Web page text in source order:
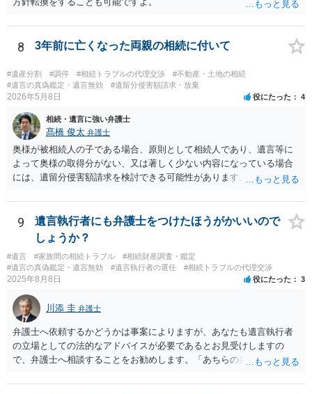
8 3年前に亡くなった両親の相続に付いて
#遺産分割 #調停 #相続トラブルの代理交渉
#不動産・土地の相続
#遺言の真偽鑑定・遺言無効
#遺留分侵害額請求・放棄
2026年5月8日 役にたった 4
相続・遺言に強い弁護士
髙橋 俊太 弁護士
奥様が被相続人の子である場合、原則として相続人であり、遺言等に
よって奥様の取得分がない、又は著しく少ない内容になっている場合
には、遺留分侵害額請求を検討できる可能性があります。ただし、
記の義務化に関する説明と混同されている可能性があります。相続登
記については、不動産を相続で取得したことを知った日から３年以内
に申請する義務があります。一方、遺留分侵害額請求は、相続開始お
よび遺留分を侵害する贈与・遺贈があったことを知った時から１年で
時効にかかります。また、相続開始から１０年が経過すると、認識の
有無にかかわらず行使できなくなります。 奥様がご両親の死亡を最近
効がいつから進むかは慎重に検討する必要があります。ただし、死亡
から３年が経過しているとのことですので、早急に戸籍、遺言の有
無、不動産登記、遺産分割協議書の有無を確認した方がよいでしょ
う。特に、お姉様側だけで不動産名義を変更している場合、遺言があ
ったのか、遺産分割協議書が作成されているのか、奥様の署名押印が
以前に、法定相続分や遺産分割未了の問題として整理すべき場合もあ
9
遺言執行者にも弁護士をつけたほうがかいいので
しょうか？
#遺言 #家族間の相続トラブル
#相続財産調査・鑑定
#遺言の真偽鑑定・遺言無効
#遺言執行者の選任 #相続トラブルの代理交渉
2025年8月8日 役にたった 3
川添 圭 弁護士
弁護士へ依頼するかどうかは事案によりますが、あなたも遺言執行者
の立場としての法的なアドバイスが必要であるとお見受けしますの
で、弁護士へ相談することをお勧めします。「あちらの弁護士」（元
誘導しかしてこないと思います。